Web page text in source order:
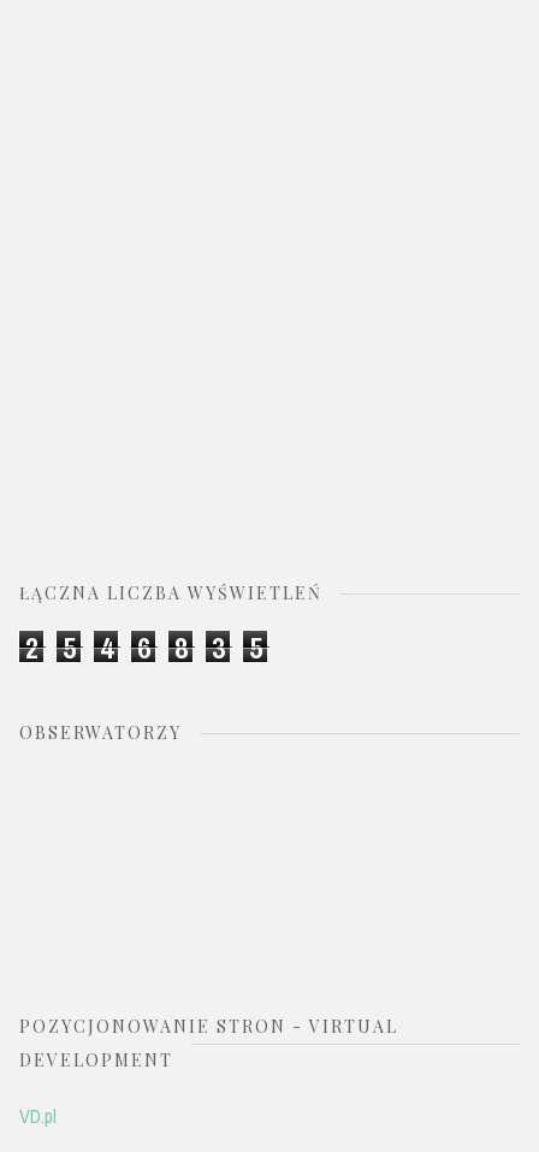
ŁĄCZNA LICZBA WYŚWIETLEŃ
2 5 4 6 8 3 5
OBSERWATORZY
POZYCJONOWANIE STRON - VIRTUAL
DEVELOPMENT
VD.pl